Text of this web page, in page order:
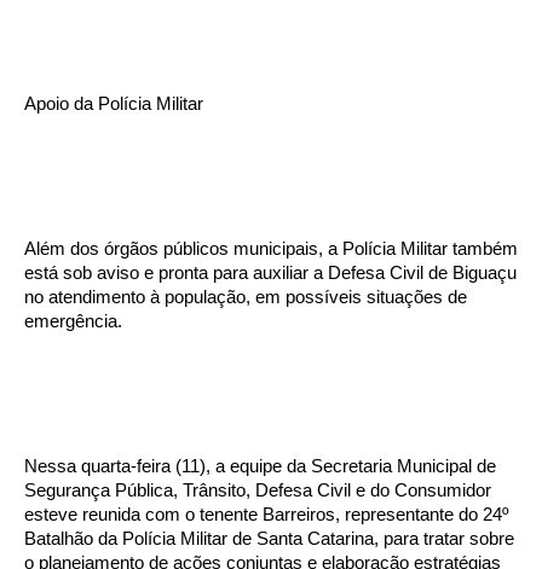
Apoio da Polícia Militar
Além dos órgãos públicos municipais, a Polícia Militar também
está sob aviso e pronta para auxiliar a Defesa Civil de Biguaçu
no atendimento à população, em possíveis situações de
emergência.
Nessa quarta-feira (11), a equipe da Secretaria Municipal de
Segurança Pública, Trânsito, Defesa Civil e do Consumidor
esteve reunida com o tenente Barreiros, representante do 24º
Batalhão da Polícia Militar de Santa Catarina, para tratar sobre
o planejamento de ações conjuntas e elaboração estratégias